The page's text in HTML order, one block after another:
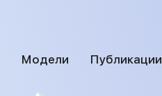
Модели Публикации